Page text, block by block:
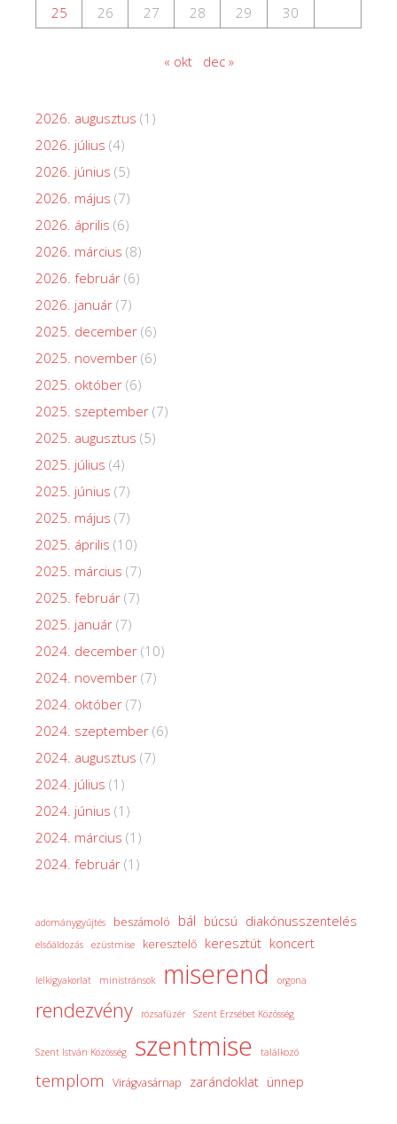
25
26 27 28 29 30
« okt dec »
2026. augusztus (1)
2026. július (4)
2026. június (5)
2026. május (7)
2026. április (6)
2026. március (8)
2026. február (6)
2026. január (7)
2025. december (6)
2025. november (6)
2025. október (6)
2025. szeptember (7)
2025. augusztus (5)
2025. július (4)
2025. június (7)
2025. május (7)
2025. április (10)
2025. március (7)
2025. február (7)
2025. január (7)
2024. december (10)
2024. november (7)
2024. október (7)
2024. szeptember (6)
2024. augusztus (7)
2024. július (1)
2024. június (1)
2024. március (1)
2024. február (1)
adománygyűjtés beszámoló bál búcsú diakónusszentelés
elsőáldozás ezüstmise keresztelő keresztút koncert
lelkigyakorlat ministránsok miserend orgona
rendezvény rózsafüzér Szent Erzsébet Közösség
Szent István Közösség szentmise találkozó
templom Virágvasárnap zarándoklat ünnep